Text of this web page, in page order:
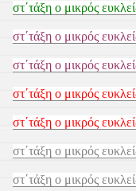
στ΄τάξη ο μικρός
στ΄τάξη ο μικρός
στ΄τάξη ο μικρός
στ΄τάξη ο μικρός
στ΄τάξη ο μικρός
στ΄τάξη ο μικρός
στ΄τάξη ο μικρός